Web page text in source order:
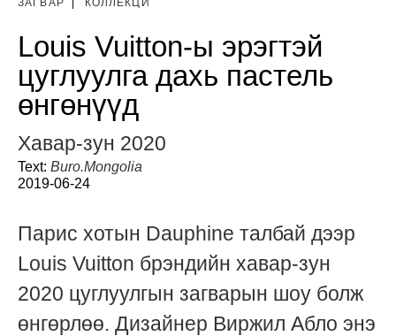
ЗАГВАР КОЛЛЕКЦИ
Louis Vuitton-ы эрэгтэй
цуглуулга дахь пастель
өнгөнүүд
Хавар-зун 2020
Text: Buro.Mongolia
2019-06-24
Парис хотын Dauphine талбай дээр
Louis Vuitton брэндийн хавар-зун
2020 цуглуулгын загварын шоу болж
өнгөрлөө. Дизайнер Виржил Абло энэ